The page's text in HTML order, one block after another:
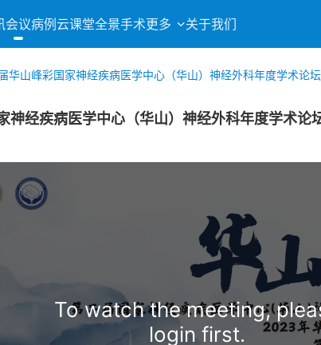
会议病例 云课堂全景手术更多 关于我们
华山峰彩国家神经疾病医学中心（华山）神经外科年度学术论
神经疾病医学中心（华山）神经外科年度学术
To watch the meeting,
login first.